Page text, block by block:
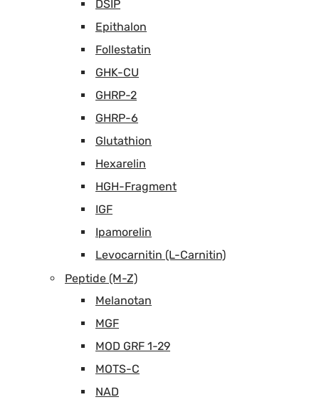
DSIP
Epithalon
Follestatin
GHK-CU
GHRP-2
GHRP-6
Glutathion
Hexarelin
HGH-Fragment
IGF
Ipamorelin
Levocarnitin (L-Carnitin)
Peptide (M-Z)
Melanotan
MGF
MOD GRF 1-29
MOTS-C
NAD